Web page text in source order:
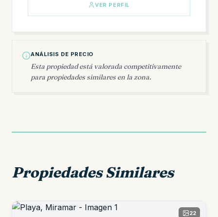
VER PERFIL
ANÁLISIS DE PRECIO
Esta propiedad está valorada competitivamente
para propiedades similares en la zona.
Propiedades Similares
22